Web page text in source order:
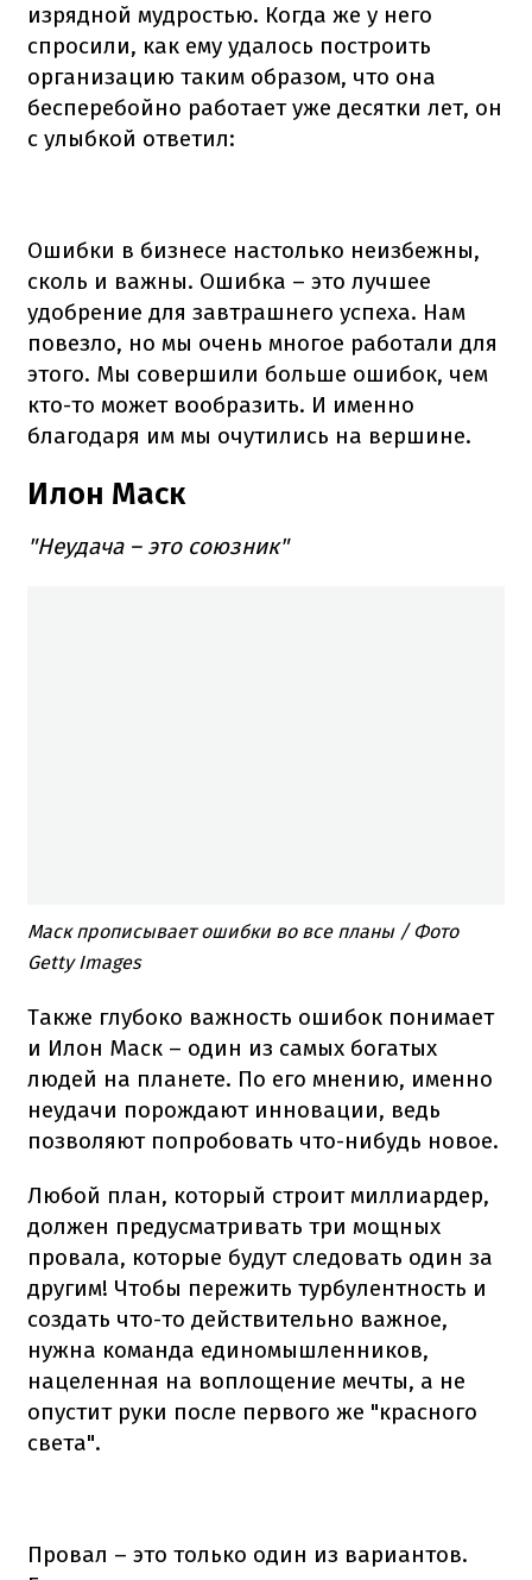
изрядной мудростью. Когда же у него
спросили, как ему удалось построить
организацию таким образом, что она
бесперебойно работает уже десятки лет, он
с улыбкой ответил:
Ошибки в бизнесе настолько неизбежны,
сколь и важны. Ошибка – это лучшее
удобрение для завтрашнего успеха. Нам
повезло, но мы очень многое работали для
этого. Мы совершили больше ошибок, чем
кто-то может вообразить. И именно
благодаря им мы очутились на вершине.
Илон Маск
"Неудача – это союзник"
Маск прописывает ошибки во все планы​ / Фото
Getty Images
Также глубоко важность ошибок понимает
и Илон Маск – один из самых богатых
людей на планете. По его мнению, именно
неудачи порождают инновации, ведь
позволяют попробовать что-нибудь новое.
Любой план, который строит миллиардер,
должен предусматривать три мощных
провала, которые будут следовать один за
другим! Чтобы пережить турбулентность и
создать что-то действительно важное,
нужна команда единомышленников,
нацеленная на воплощение мечты, а не
опустит руки после первого же "красного
света".
Провал – это только один из вариантов.